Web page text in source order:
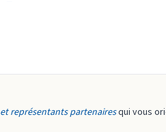
représentants partenairesqui vous